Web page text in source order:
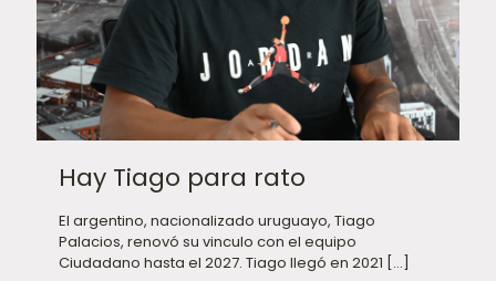
Hay Tiago para rato
El argentino, nacionalizado uruguayo, Tiago
Palacios, renovó su vinculo con el equipo
Ciudadano hasta el 2027. Tiago llegó en 2021 […]